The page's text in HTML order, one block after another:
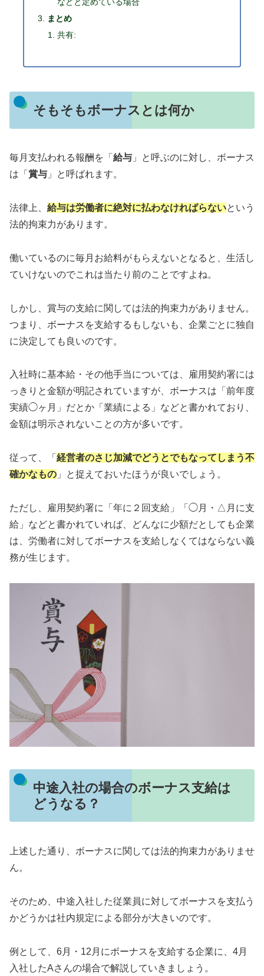
などと定めている場合
まとめ
共有:
そもそもボーナスとは何か
毎月支払われる報酬を「 給与 」と呼ぶのに対し、ボーナス
は「 賞与 」と呼ばれます。
法律上、 給与は労働者に絶対に払わなければらないという
法的拘束力があります。
働いているのに毎月お給料がもらえないとなると、生活し
ていけないのでこれは当たり前のことですよね。
しかし、賞与の支給に関しては法的拘束力がありません。
つまり、ボーナスを支給するもしないも、企業ごとに独自
に決定しても良いのです。
入社時に基本給・その他手当については、雇用契約署には
っきりと金額が明記されていますが、ボーナスは「前年度
実績◯ヶ月」だとか「業績による」などと書かれており、
金額は明示されないことの方が多いです。
従って、「 経営者のさじ加減でどうとでもなってしまう不
確かなもの 」と捉えておいたほうが良いでしょう。
ただし、雇用契約署に「年に２回支給」「◯月・△月に支
給」などと書かれていれば、どんなに少額だとしても企業
は、労働者に対してボーナスを支給しなくてはならない義
務が生じます。
中途入社の場合のボーナス支給は
どうなる？
上述した通り、ボーナスに関しては法的拘束力がありませ
ん。
そのため、中途入社した従業員に対してボーナスを支払う
かどうかは社内規定による部分が大きいのです。
例として、6月・12月にボーナスを支給する企業に、4月
入社したAさんの場合で解説していきましょう。